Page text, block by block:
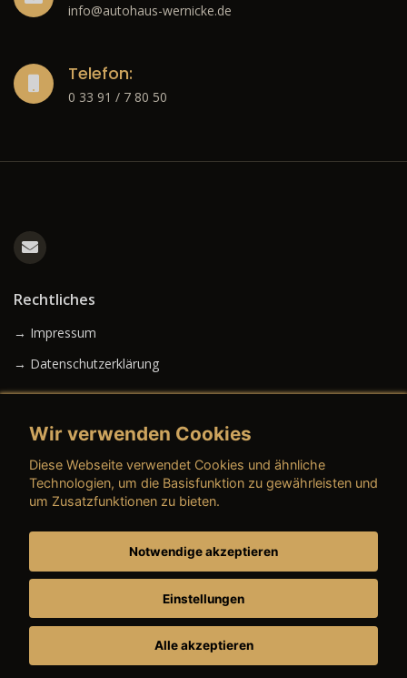
info@autohaus-wernicke.de
Telefon:
0 33 91 / 7 80 50
Rechtliches
→ Impressum
→ Datenschutzerklärung
→ AGB (Gebrauchtwagen)
→ AGB (Dienstleistungen)
Wir verwenden Cookies
Diese Webseite verwendet Cookies und ähnliche
Technologien, um die Basisfunktion zu gewährleisten und
um Zusatzfunktionen zu bieten.
Notwendige akzeptieren
Einstellungen
Alle akzeptieren